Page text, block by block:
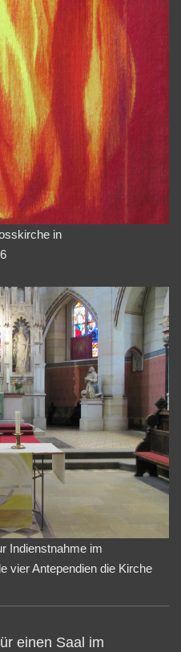
in
Indienstnahme im
vier Antependien die Kirche
einen Saal im